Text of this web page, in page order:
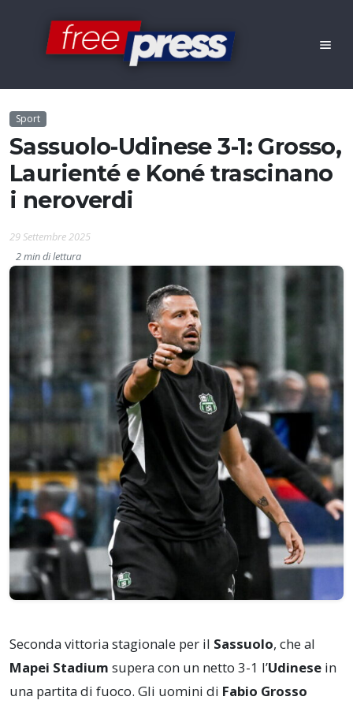
Sport
Sassuolo-Udinese 3-1: Grosso,
Laurienté e Koné trascinano
i neroverdi
29 Settembre 2025
2 min di lettura
Seconda vittoria stagionale per il Sassuolo, che al
Mapei Stadium supera con un netto 3-1 l’Udinese in
una partita di fuoco. Gli uomini di Fabio Grosso